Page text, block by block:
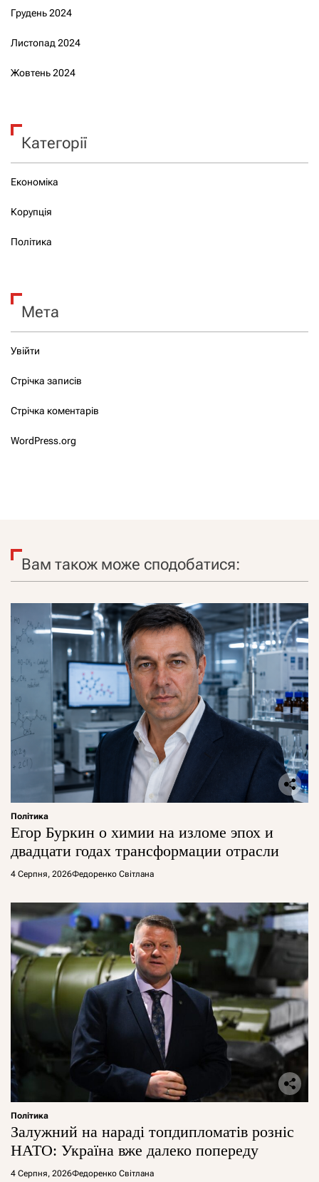
Грудень 2024
Листопад 2024
Жовтень 2024
Категорії
Економіка
Корупція
Політика
Мета
Увійти
Стрічка записів
Стрічка коментарів
WordPress.org
Вам також може сподобатися:
Політика
Егор Буркин о химии на изломе эпох и
двадцати годах трансформации отрасли
4 Серпня, 2026Федоренко Світлана
Політика
Залужний на нараді топдипломатів розніс
НАТО: Україна вже далеко попереду
4 Серпня, 2026Федоренко Світлана